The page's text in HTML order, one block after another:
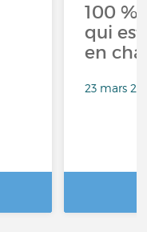
100 %
qui
en
23 mars